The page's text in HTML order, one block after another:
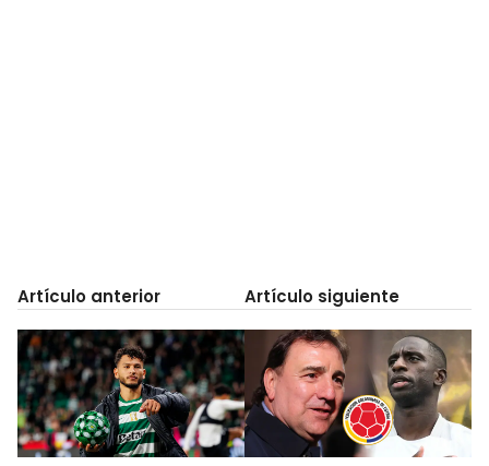
Artículo anterior Artículo siguiente